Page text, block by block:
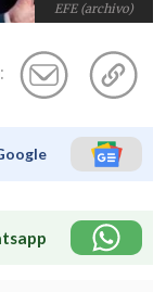
EFE (archivo)